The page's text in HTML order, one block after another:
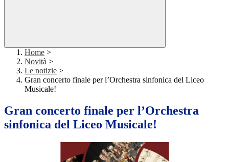
Home >
Novità >
Le notizie >
Gran concerto finale per l’Orchestra sinfonica del Liceo
Musicale!
Gran concerto finale per l’Orchestra
sinfonica del Liceo Musicale!